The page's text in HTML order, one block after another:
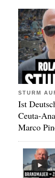
STURM
Ist
Ceuta-
Marco